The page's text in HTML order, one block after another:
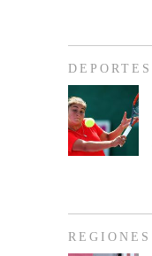
DEPORTES
REGIONES